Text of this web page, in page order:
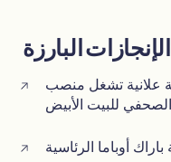
علانية تشغل منصب
للبيت الأبيض
أوباما الرئاسية